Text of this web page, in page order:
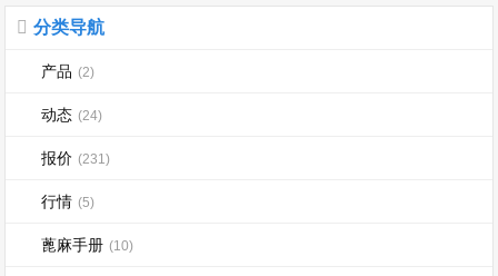
分类导航
产品 (2)
动态 (24)
报价 (231)
行情 (5)
蓖麻手册 (10)